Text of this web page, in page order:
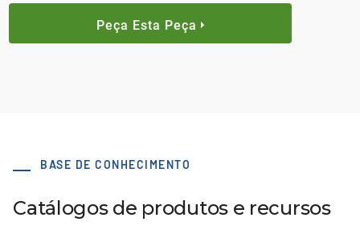
Peça Esta Peça
BASE DE CONHECIMENTO
Catálogos de produtos e recursos